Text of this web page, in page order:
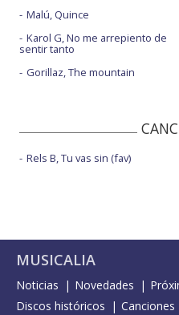
Malú, Quince
Karol G, No me arrepiento de
sentir tanto
Gorillaz, The mountain
Rels B, Tu vas sin (fav)
MUSICALIA
Noticias Novedades
Discos históricos
Canciones